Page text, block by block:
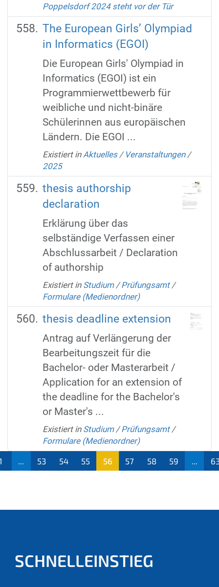
Poppelsdorf 2024 steht vor der Tür
The European Girls’ Olympiad
in Informatics (EGOI)
Die European Girls' Olympiad in
Informatics (EGOI) ist ein
Programmierwettbewerb für
weibliche und nicht-binäre
Schülerinnen aus europäischen
Ländern. Die EGOI ...
Existiert in Aktuelles / Veranstaltungen /
2025
thesis authorship
declaration
Erklärung über das
selbständige Verfassen einer
Abschlussarbeit / Declaration
of authorship
Existiert in Studium /Prüfungsamt /
Formulare (Medienordner)
thesis deadline extension
Antrag auf Verlängerung der
Bearbeitungszeit für die
Bachelor- oder Masterarbeit /
Application for an extension of
the deadline for the Bachelor's
or Master's ...
Existiert in Studium /Prüfungsamt /
Formulare (Medienordner)
53 54 55
56
57 58 59
SCHNELLEINSTIEG